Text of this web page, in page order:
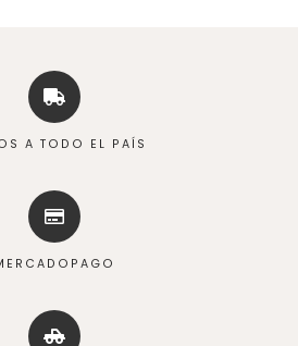
A TODO EL PAÍS